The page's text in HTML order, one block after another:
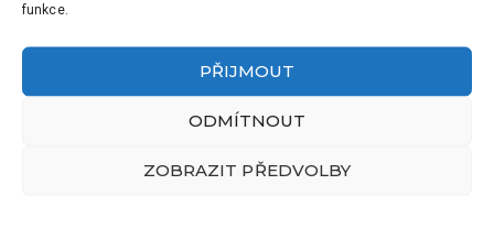
funkce.
PŘIJMOUT
ODMÍTNOUT
ZOBRAZIT PŘEDVOLBY
přístup k informacím o škole, zejména k dokumentaci školy.
Informace chráněné podle zvláštních právních předpisů
poskytne ředitel školy školské radě pouze za podmínek
stanovených takovými zvláštními právními předpisy.
přítomna nadpoloviční většina všech jejích členů fyzicky